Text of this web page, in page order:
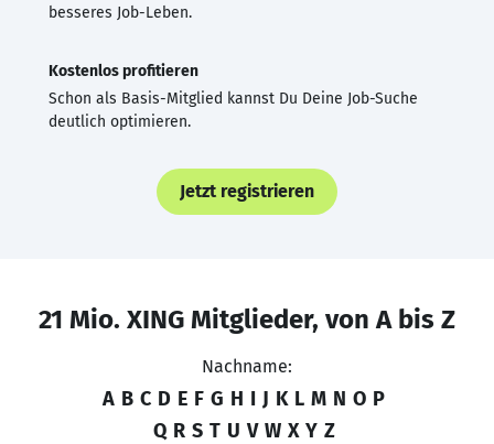
besseres Job-Leben.
Kostenlos profitieren
Schon als Basis-Mitglied kannst Du Deine Job-Suche
deutlich optimieren.
Jetzt registrieren
21 Mio. XING Mitglieder, von A bis Z
Nachname:
A B C D E F G H I J K L M N O P
Q R S T U V W X Y Z